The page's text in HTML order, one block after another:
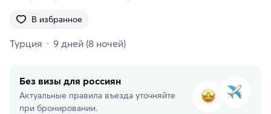
В избранное
Турция 9 дней (8 ночей)
Без визы для россиян
Актуальные правила въезда уточняйте
при бронировании.